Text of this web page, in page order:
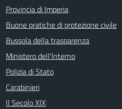
Provincia di Imperia
Buone pratiche di protezione civile
Bussola della trasparenza
Ministero dell'Interno
Polizia di Stato
Carabinieri
Il Secolo XIX